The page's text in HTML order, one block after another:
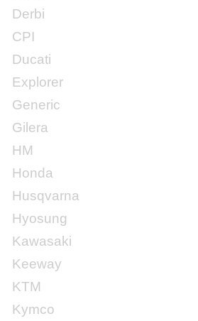
Derbi
CPI
Ducati
Explorer
Generic
Gilera
HM
Honda
Husqvarna
Hyosung
Kawasaki
Keeway
KTM
Kymco